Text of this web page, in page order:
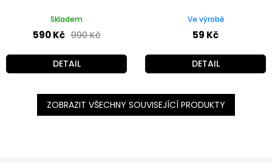
Skladem
590 Kč 990 Kč
DETAIL
Ve výrobě
59 Kč
DETAIL
ZOBRAZIT VŠECHNY SOUVISEJÍCÍ PRODUKTY